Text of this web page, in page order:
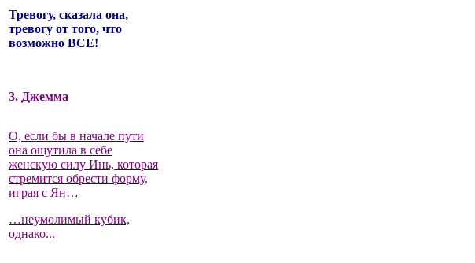
Тревогу, сказала она,
тревогу от того, что
возможно ВСЕ!
3. Джемма
О, если бы в начале пути
она ощутила в себе
женскую силу Инь, которая
стремится обрести форму,
играя с Ян…
…неумолимый кубик,
однако...